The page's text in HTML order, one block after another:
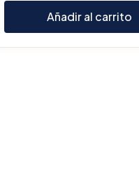
Añadir al carrito